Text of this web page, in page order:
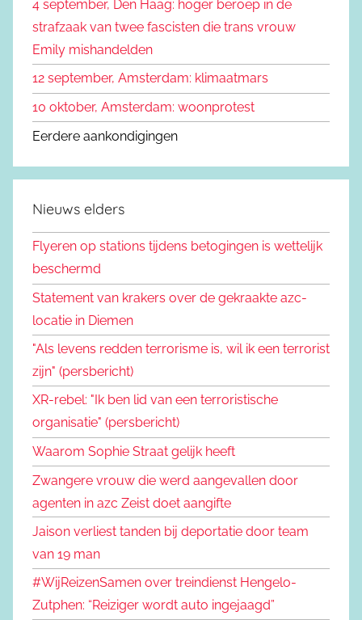
4 september, Den Haag: hoger beroep in de
strafzaak van twee fascisten die trans vrouw
Emily mishandelden
12 september, Amsterdam: klimaatmars
10 oktober, Amsterdam: woonprotest
Eerdere aankondigingen
Nieuws elders
Flyeren op stations tijdens betogingen is wettelijk
beschermd
Statement van krakers over de gekraakte azc-
locatie in Diemen
"Als levens redden terrorisme is, wil ik een terrorist
zijn" (persbericht)
XR-rebel: "Ik ben lid van een terroristische
organisatie" (persbericht)
Waarom Sophie Straat gelijk heeft
Zwangere vrouw die werd aangevallen door
agenten in azc Zeist doet aangifte
Jaison verliest tanden bij deportatie door team
van 19 man
#WijReizenSamen over treindienst Hengelo-
Zutphen: “Reiziger wordt auto ingejaagd”